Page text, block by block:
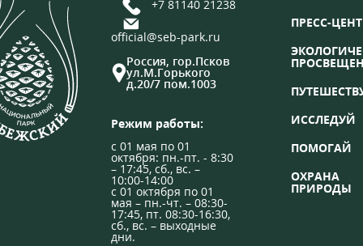
+7 81140 21238
official@seb-park.ru
Россия, гор.Псков
ул.М.Горького
д.20/7 пом.1003
Режим работы:
с 01 мая по 01
октября: пн.-пт. - 8:30
– 17:45, сб., вс. –
10:00-14:00
с 01 октября по 01
мая – пн.-чт. – 08:30-
17:45, пт. 08:30-16:30,
сб., вс. – выходные
дни.
ПРЕСС-
ИССЛЕДУЙ
ПОМОГАЙ
ОХРАНА
ПРИРОДЫ